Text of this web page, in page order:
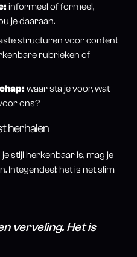
informeel of formeel,
je daaraan.
structuren voor content
rubrieken of
waar sta je voor, wat
ons?
herhalen
stijl herkenbaar is, mag je
Integendeel: het is net slim
verveling. Het is